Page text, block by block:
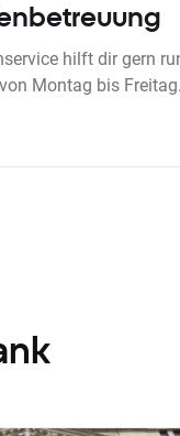
hilft dir gern
Montag bis Freitag.